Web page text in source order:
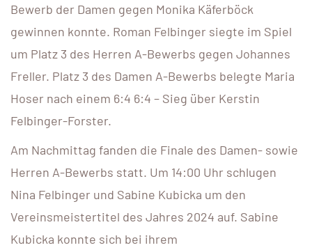
Bewerb der Damen gegen Monika Käferböck
gewinnen konnte. Roman Felbinger siegte im Spiel
um Platz 3 des Herren A-Bewerbs gegen Johannes
Freller. Platz 3 des Damen A-Bewerbs belegte Maria
Hoser nach einem 6:4 6:4 – Sieg über Kerstin
Felbinger-Forster.
Am Nachmittag fanden die Finale des Damen- sowie
Herren A-Bewerbs statt. Um 14:00 Uhr schlugen
Nina Felbinger und Sabine Kubicka um den
Vereinsmeistertitel des Jahres 2024 auf. Sabine
Kubicka konnte sich bei ihrem